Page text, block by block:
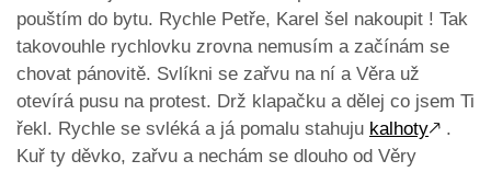
pouštím do bytu. Rychle Petře, Karel šel nakoupit ! Tak
takovouhle rychlovku zrovna nemusím a začínám se
chovat pánovitě. Svlíkni se zařvu na ní a Věra už
otevírá pusu na protest. Drž klapačku a dělej co jsem Ti
řekl. Rychle se svléká a já pomalu stahuju kalhoty🡕 .
Kuř ty děvko, zařvu a nechám se dlouho od Věry